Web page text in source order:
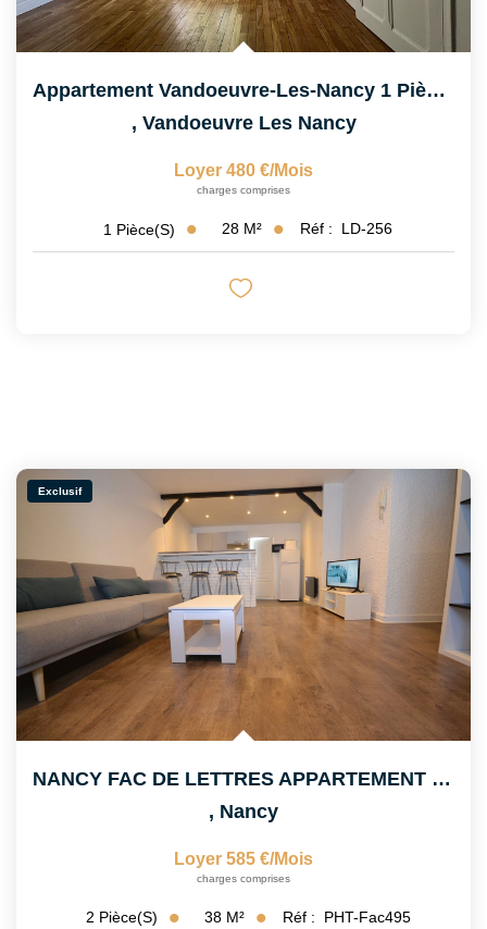
Appartement Vandoeuvre-Les-Nancy 1 Pièce(s) 28.41 M2
, Vandoeuvre Les Nancy
Loyer 480 €/mois
charges comprises
1 Pièce(s) 28 M² Réf : LD-256
Exclusif
NANCY FAC DE LETTRES APPARTEMENT DUPLEX
, Nancy
Loyer 585 €/mois
charges comprises
2 Pièce(s) 38 M² Réf : PHT-Fac495